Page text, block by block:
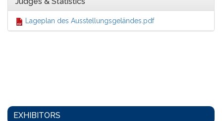
Lageplan des Ausstellungsgeländes.pdf
EXHIBITORS